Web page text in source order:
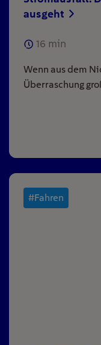
ausgeht
16 min
Wenn aus dem
Überraschung
#Fahren